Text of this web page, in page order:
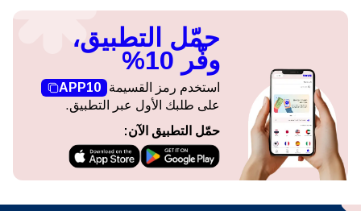
حمّل التطبيق،
وفّر 10%
استخدم رمز القسيمة
APP10
على طلبك الأول عبر التطبيق.
حمّل التطبيق الآن: